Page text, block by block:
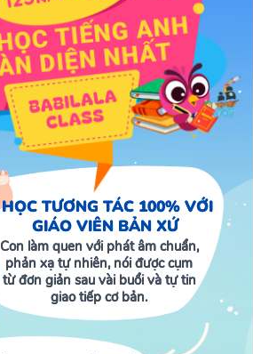
HỌC TƯƠNG TÁC 100% VỚI
GIÁO VIÊN BẢN XỨ
Con làm quen với phát âm chuẩn,
phản xạ tự nhiên, nói được cụm
từ đơn giản sau vài buổi và tự tin
giao tiếp cơ bản.